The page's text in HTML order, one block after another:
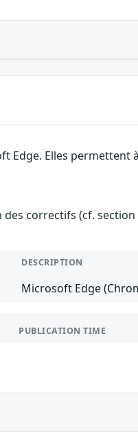
Edge. Elles
correctifs (cf.
DESCRIPTION
Microsoft Edge
PUBLICATION TIME